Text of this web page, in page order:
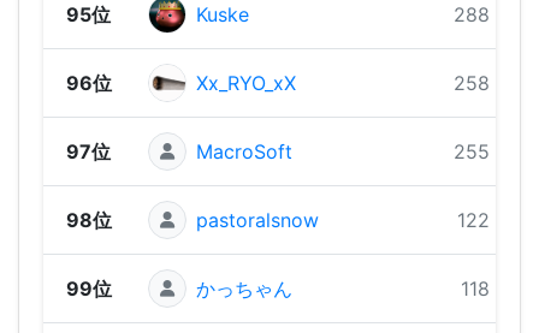
95位 Kuske 288 pts
96位 Xx_RYO_xX 258 pts
97位 MacroSoft 255 pts
98位 pastoralsnow 122 pts
99位 かっちゃん 118 pts